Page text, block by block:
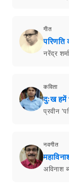
गीत
नरेंद्र शर्मा
कविता
दुःख हमें
प्रवीन
नवगीत
अविनाश